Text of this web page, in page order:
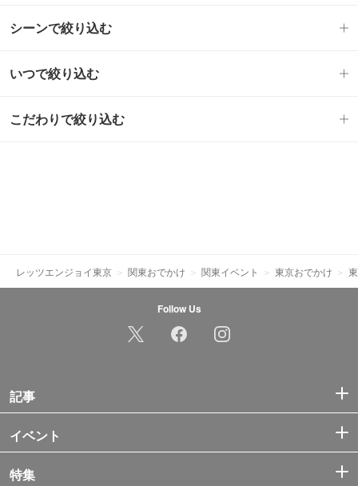
シーンで絞り込む
いつで絞り込む
こだわりで絞り込む
レッツエンジョイ東京 関東おでかけ 関東イベント 東京おでかけ
Follow Us
記事
イベント
特集